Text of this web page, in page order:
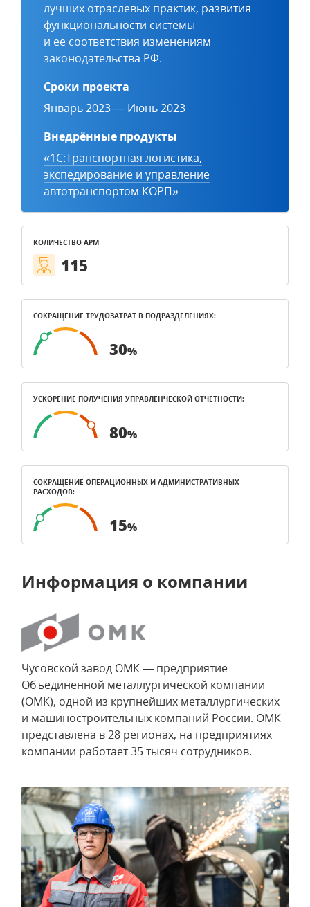
КОЛИЧЕСТВО АРМ
115
СОКРАЩЕНИЕ ТРУДОЗАТРАТ В ПОДРАЗДЕЛЕНИЯХ:
30%
УСКОРЕНИЕ ПОЛУЧЕНИЯ УПРАВЛЕНЧЕСКОЙ ОТЧЕТНОСТИ:
80%
СОКРАЩЕНИЕ ОПЕРАЦИОННЫХ И АДМИНИСТРАТИВНЫХ
РАСХОДОВ:
15%
лучших отраслевых практик, развития
функциональности системы
и ее соответствия изменениям
законодательства РФ.
Сроки проекта
Январь 2023 — Июнь 2023
Внедрённые продукты
«1С:Транспортная логистика,
экспедирование и управление
автотранспортом КОРП»
Информация о компании
Чусовской завод ОМК — предприятие
Объединенной металлургической компании
(ОМК), одной из крупнейших металлургических
и машиностроительных компаний России. ОМК
представлена в 28 регионах, на предприятиях
компании работает 35 тысяч сотрудников.